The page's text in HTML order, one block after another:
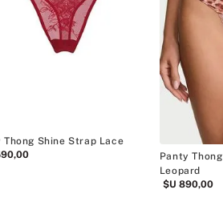
Thong Shine Strap Lace
,00
Panty
Leopard
$U 890,00